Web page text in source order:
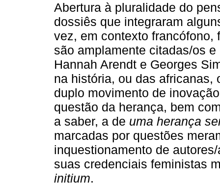
Abertura à pluralidade do
dossiês que integraram
vez, em contexto francófono,
são amplamente citadas/os
Hannah Arendt e Georges
na história, ou das africanas,
duplo movimento de
questão da herança, bem
a saber, a de uma herança
marcadas por questões
inquestionamento de
suas credenciais feministas
initium.